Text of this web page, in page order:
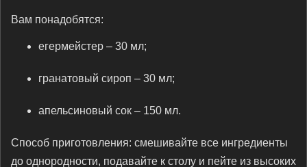
Вам понадобятся:
егермейстер – 30 мл;
гранатовый сироп – 30 мл;
апельсиновый сок – 150 мл.
Способ приготовления: смешивайте все ингредиенты
до однородности, подавайте к столу и пейте из высоких